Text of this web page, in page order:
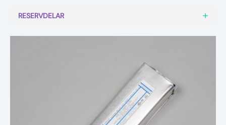
Service
Uppgradering
Nyheter
Underhållstips
RESERVDELAR